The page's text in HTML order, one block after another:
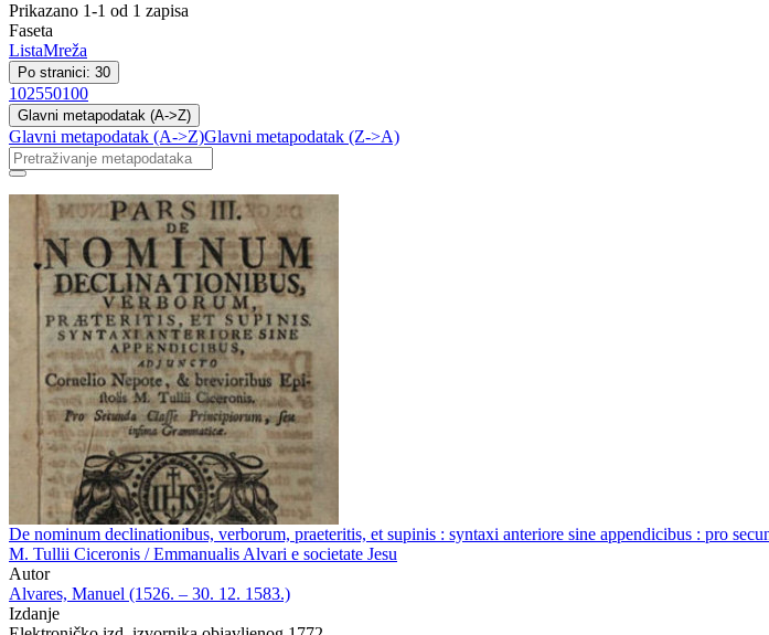
Prikazano 1-1 od 1 zapisa
Faseta
ListaMreža
Po stranici: 30
102550100
Glavni metapodatak (A->Z)
Glavni metapodatak (A->Z)Glavni metapodatak (Z->A)
De nominum declinationibus, verborum, praeteritis, et supinis : syntaxi anteriore sine appendicibus : pro
M. Tullii Ciceronis / Emmanualis Alvari e societate Jesu
Autor
Alvares, Manuel (1526. – 30. 12. 1583.)
Izdanje